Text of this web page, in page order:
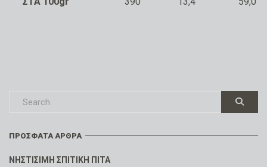
ΠΡΌΣΦΑΤΑ ΆΡΘΡΑ
ΝΗΣΤΊΣΙΜΗ ΣΠΙΤΙΚΉ ΠΊΤΑ